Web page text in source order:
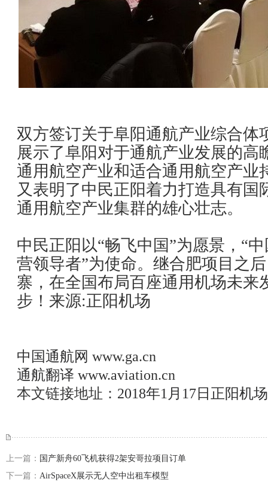
双方签订关于阜阳通航产业综合体
展示了阜阳对于通航产业发展的高
通用航空产业和适合通用航空产业
又表明了中民正阳着力打造具有国
通用航空产业集群的雄心壮志。
中民正阳以“畅飞中国”为愿景，“
营领导者”为使命。继合肥项目之
寨，在全国布局百座通用机场未来
步！来源:正阳机场
中国通航网 www.ga.cn
通航翻译 www.aviation.cn
本文链接地址： 2018年1月17日正阳机
上一篇： 国产新舟60飞机获得2架安哥拉项目订单
下一篇： AirSpaceX展示无人空中出租车模型